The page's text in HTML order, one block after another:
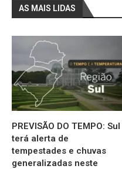
AS MAIS LIDAS
PREVISÃO DO TEMPO: Sul
terá alerta de
tempestades e chuvas
generalizadas neste